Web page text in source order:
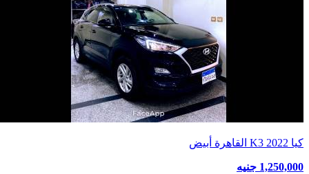
كيا K3 2022 القاهرة أبيض
1,250,000 جنيه